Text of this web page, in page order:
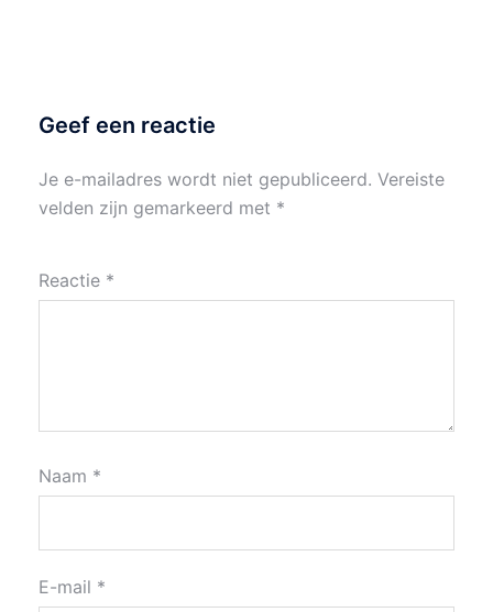
Geef een reactie
Je e-mailadres wordt niet gepubliceerd. Vereiste
velden zijn gemarkeerd met *
Reactie *
Naam *
E-mail *